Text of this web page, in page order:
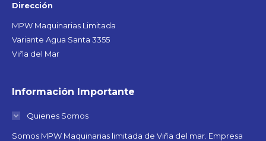
Dirección
MPW Maquinarias Limitada
Variante Agua Santa 3355
Viña del Mar
Información Importante
Quienes Somos
Somos MPW Maquinarias limitada de Viña del mar. Empresa